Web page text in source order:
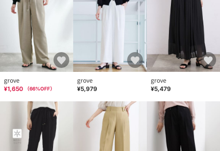
grove
¥1,650 （66%OFF）
grove
¥5,979
grove
¥5,479